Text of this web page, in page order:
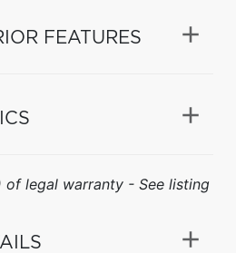
FEATURES
of legal warranty - See listing